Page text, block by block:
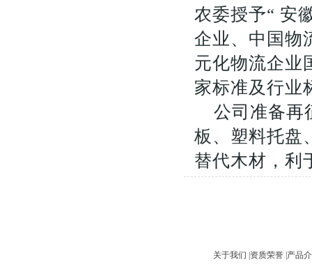
农委授予“ 安
企业、中国物
元化物流企业
家标准及行业
公司准备再
板、塑料托盘
替代木材，利
关于我们 |资质荣誉|产品